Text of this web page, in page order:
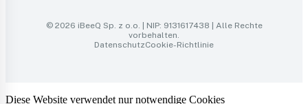
© 2026 iBeeQ Sp. z o.o. | NIP: 9131617438 | Alle Rechte
vorbehalten.
DatenschutzCookie-Richtlinie
Diese Website verwendet nur notwendige Cookies